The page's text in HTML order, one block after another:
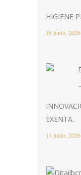
HIGIENE
18 junio, 2026
EXENTA.
11 junio, 2026